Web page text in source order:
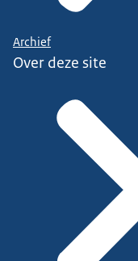
Archief
Over deze site